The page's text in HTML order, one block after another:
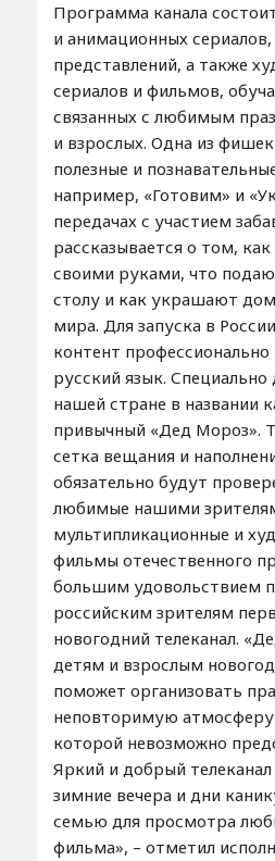
Программа канала
и анимационных
представлений, а также
сериалов и фильмов,
связанных с любимым
и взрослых. Одна из фишек
полезные и
например, «Готовим» и
передачах с участием
рассказывается о том,
своими руками, что
столу и как украшают
мира. Для запуска в
контент профессионально
русский язык.
нашей стране в названии
привычный «Дед Мороз».
сетка вещания и
обязательно будут
любимые нашими
мультипликационные и
фильмы отечественного
большим удовольствием
российским зрителям
новогодний телеканал.
детям и взрослым
поможет организовать
неповторимую атмосферу
которой невозможно
Яркий и добрый телеканал
зимние вечера и дни
семью для просмотра
фильма», – отметил